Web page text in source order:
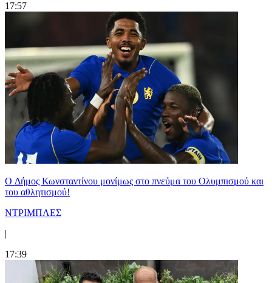
17:57
O Δήμος Κωνσταντίνου μονίμως στο πνεύμα του Ολυμπισμού και
του αθλητισμού!
ΝΤΡΙΜΠΛΕΣ
|
17:39